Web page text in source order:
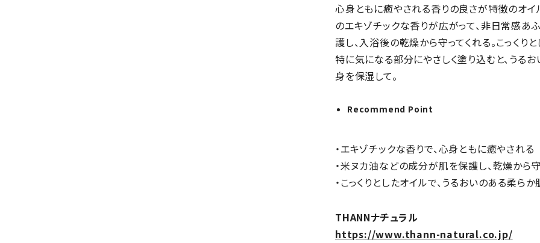
心身ともに癒やされる香りの良さが特徴のオイ
のエキゾチックな香りが広がって、非日常感あ
護し、入浴後の乾燥から守ってくれる。こっくり
特に気になる部分にやさしく塗り込むと、うる
身を保湿して。
Recommend Point
・エキゾチックな香りで、心身ともに癒やされる
・米ヌカ油などの成分が肌を保護し、乾燥から
・こっくりとしたオイルで、うるおいのある柔らか
THANNナチュラル
https://www.thann-natural.co.jp/